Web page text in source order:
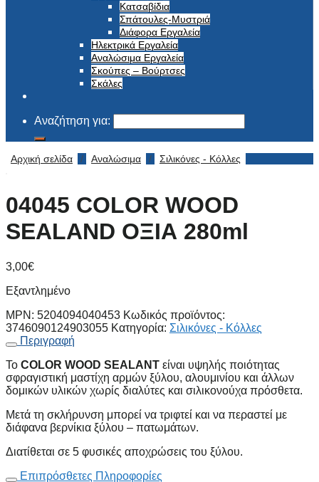
Κατσαβίδια
Σπάτουλες-Μυστριά
Διάφορα Εργαλεία
Ηλεκτρικά Εργαλεία
Αναλώσιμα Εργαλεία
Σκούπες – Βούρτσες
Σκάλες
Αναζήτηση για:
Αρχική σελίδα / Αναλώσιμα / Σιλικόνες - Κόλλες
04045 COLOR WOOD
SEALAND ΟΞΙΑ 280ml
3,00€
Εξαντλημένο
MPN: 5204094040453 Κωδικός προϊόντος:
3746090124903055 Κατηγορία: Σιλικόνες - Κόλλες
Περιγραφή
Το COLOR WOOD SEALANT είναι υψηλής ποιότητας
σφραγιστική μαστίχη αρμών ξύλου, αλουμινίου και άλλων
δομικών υλικών χωρίς διαλύτες και σιλικονούχα πρόσθετα.
Μετά τη σκλήρυνση μπορεί να τριφτεί και να περαστεί με
διάφανα βερνίκια ξύλου – πατωμάτων.
Διατίθεται σε 5 φυσικές αποχρώσεις του ξύλου.
Επιπρόσθετες Πληροφορίες